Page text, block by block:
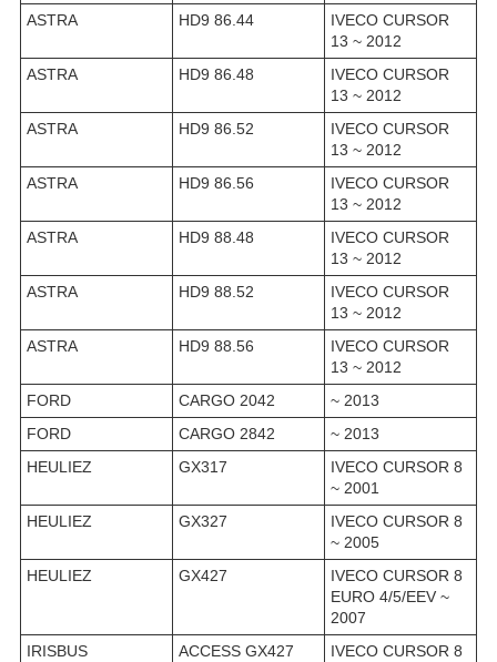
ASTRA
HD9 86.44
IVECO CURSOR
13 ~ 2012
ASTRA
HD9 86.48
IVECO CURSOR
13 ~ 2012
ASTRA
HD9 86.52
IVECO CURSOR
13 ~ 2012
ASTRA
HD9 86.56
IVECO CURSOR
13 ~ 2012
ASTRA
HD9 88.48
IVECO CURSOR
13 ~ 2012
ASTRA
HD9 88.52
IVECO CURSOR
13 ~ 2012
ASTRA
HD9 88.56
IVECO CURSOR
13 ~ 2012
FORD
CARGO 2042
~ 2013
FORD
CARGO 2842
~ 2013
HEULIEZ
GX317
IVECO CURSOR 8
~ 2001
HEULIEZ
GX327
IVECO CURSOR 8
~ 2005
HEULIEZ
GX427
IVECO CURSOR 8
EURO 4/5/EEV ~
2007
IRISBUS
ACCESS GX427
IVECO CURSOR 8